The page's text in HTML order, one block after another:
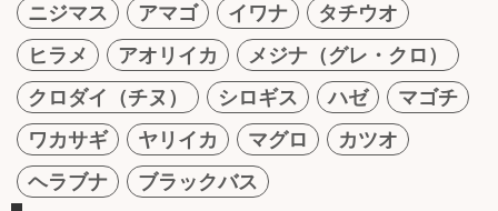
ニジマス
アマゴ イワナ
タチウオ
ヒラメ
アオリイカ
メジナ（グレ・クロ）
クロダイ（チヌ）
シロギス ハゼ
マゴチ
ワカサギ
ヤリイカ マグロ
カツオ
ヘラブナ
ブラックバス